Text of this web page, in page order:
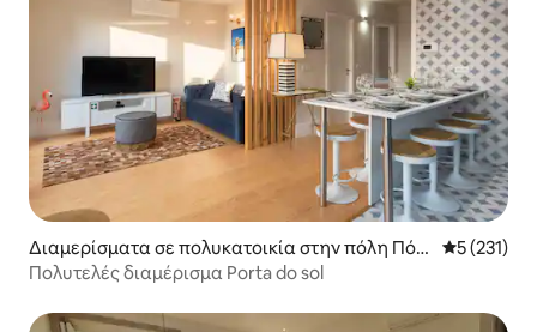
Διαμερίσματα σε πολυκατοικία στην πόλη Πόρ
το
Μέση
5 (231)
Πολυτελές διαμέρισμα Porta do sol